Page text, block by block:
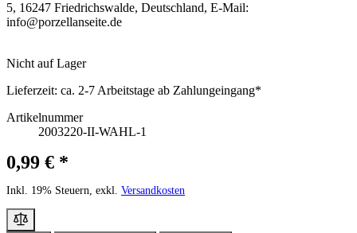
5, 16247 Friedrichswalde, Deutschland, E-Mail:
info@porzellanseite.de
Nicht auf Lager
Lieferzeit: ca. 2-7 Arbeitstage ab Zahlungeingang*
Artikelnummer
2003220-II-WAHL-1
0,99 € *
Inkl. 19% Steuern, exkl. Versandkosten